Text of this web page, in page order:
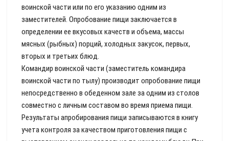
воинской части или по его указанию одним из
заместителей. Опробование пищи заключается в
определении ее вкусовых качеств и объема, массы
мясных (рыбных) порций, холодных закусок, первых,
вторых и третьих блюд.
Командир воинской части (заместитель командира
воинской части по тылу) производит опробование пищи
непосредственно в обеденном зале за одним из столов
совместно с личным составом во время приема пищи.
Результаты апробирования пищи записываются в книгу
учета контроля за качеством приготовления пищи с